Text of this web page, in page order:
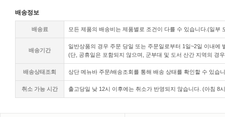
배송정보
배송료 모든 제품의 배송비는 제품별로 조건이 다를 수 있습니다.(일
배송기간
일반상품의 경우 주문 당일 또는 주문일로부터 1일~2일 이내
(단, 공휴일은 포함되지 않으며, 군부대 및 도서 산간 지역의 경
배송상태조회 상단 메뉴바 주문/배송조회를 통해 배송 상태를 확인할 수 있습
취소 가능 시간 출고당일 낮 12시 이후에는 취소가 반영되지 않습니다. (아침 8